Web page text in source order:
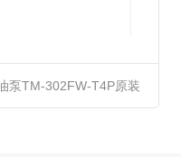
泵TM-302FW-T4P原装